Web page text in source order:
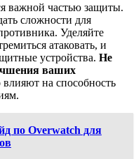
важной частью защиты.
сложности для
Уделяйте
атаковать, и
устройства. Не
ваших
на способность
по Overwatch для